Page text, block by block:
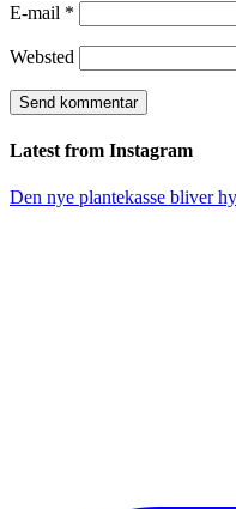
E-mail *
Websted
Latest from Instagram
Den nye plantekasse bliver